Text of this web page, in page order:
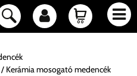
Kerámia mosogató medencék